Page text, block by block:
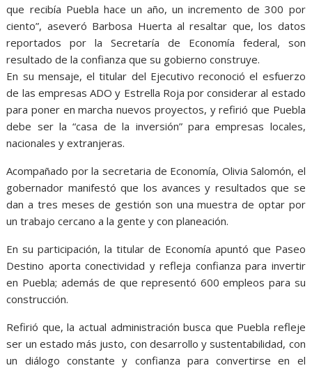
que recibía Puebla hace un año, un incremento de 300 por
ciento”, aseveró Barbosa Huerta al resaltar que, los datos
reportados por la Secretaría de Economía federal, son
resultado de la confianza que su gobierno construye.
En su mensaje, el titular del Ejecutivo reconoció el esfuerzo
de las empresas ADO y Estrella Roja por considerar al estado
para poner en marcha nuevos proyectos, y refirió que Puebla
debe ser la “casa de la inversión” para empresas locales,
nacionales y extranjeras.
Acompañado por la secretaria de Economía, Olivia Salomón, el
gobernador manifestó que los avances y resultados que se
dan a tres meses de gestión son una muestra de optar por
un trabajo cercano a la gente y con planeación.
En su participación, la titular de Economía apuntó que Paseo
Destino aporta conectividad y refleja confianza para invertir
en Puebla; además de que representó 600 empleos para su
construcción.
Refirió que, la actual administración busca que Puebla refleje
ser un estado más justo, con desarrollo y sustentabilidad, con
un diálogo constante y confianza para convertirse en el